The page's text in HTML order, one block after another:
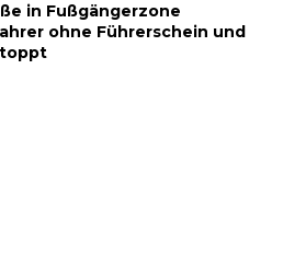
in Fußgängerzone
ohne Führerschein und